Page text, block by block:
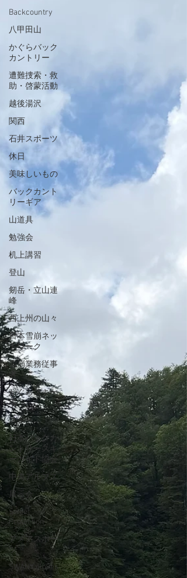
Backcountry
八甲田山
かぐらバック
カントリー
遭難捜索・救
助・啓蒙活動
越後湯沢
関西
石井スポーツ
休日
美味しいもの
バックカント
リーギア
山道具
勉強会
机上講習
登山
剱岳・立山連
峰
西上州の山々
日本雪崩ネッ
トワーク
雪崩業務従事
者
かぐらスキー
場
スキー
日本バックカ
ントリースキ
ーガイド協会
中央アルプス
展示会
Sweet
Protection
アメアスポー
ツ
SWANY gloves